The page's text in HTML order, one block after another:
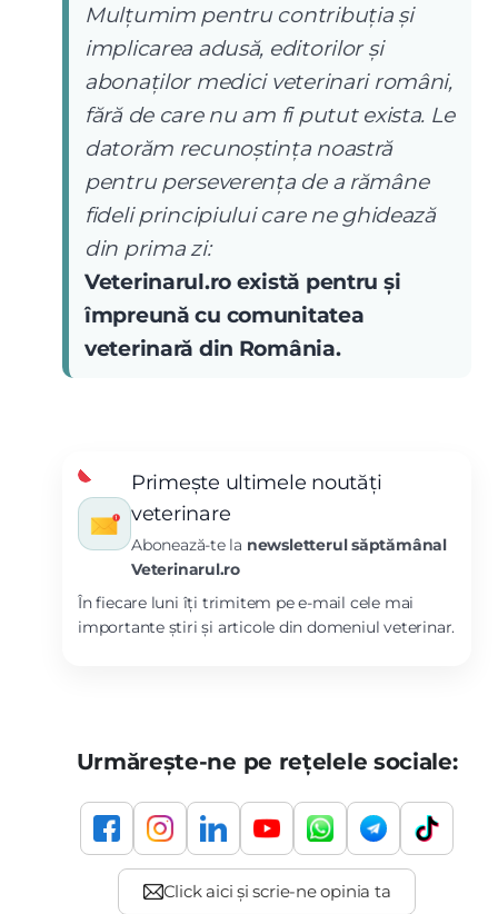
Mulțumim pentru contribuția și
implicarea adusă, editorilor și
abonaților medici veterinari români,
fără de care nu am fi putut exista. Le
datorăm recunoștința noastră
pentru perseverența de a rămâne
fideli principiului care ne ghidează
din prima zi:
Veterinarul.ro există pentru și
împreună cu comunitatea
veterinară din România.
Primește ultimele noutăți
veterinare
Abonează-te la newsletterul săptămânal
Veterinarul.ro
În fiecare luni îți trimitem pe e-mail cele mai
importante știri și articole din domeniul veterinar.
Urmărește-ne pe rețelele sociale: